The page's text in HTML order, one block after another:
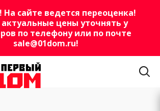
сайте ведется переоценка!
актуальные цены уточнять у
по телефону или по почте
sale@01dom.ru!